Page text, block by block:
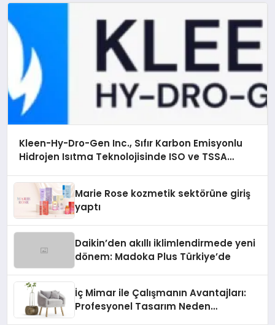
Kleen-Hy-Dro-Gen Inc., Sıfır Karbon Emisyonlu
Hidrojen Isıtma Teknolojisinde ISO ve TSSA
Marie Rose kozmetik sektörüne giriş
yaptı
Daikin’den akıllı iklimlendirmede yeni
dönem: Madoka Plus Türkiye’de
İç Mimar ile Çalışmanın Avantajları:
Profesyonel Tasarım Neden